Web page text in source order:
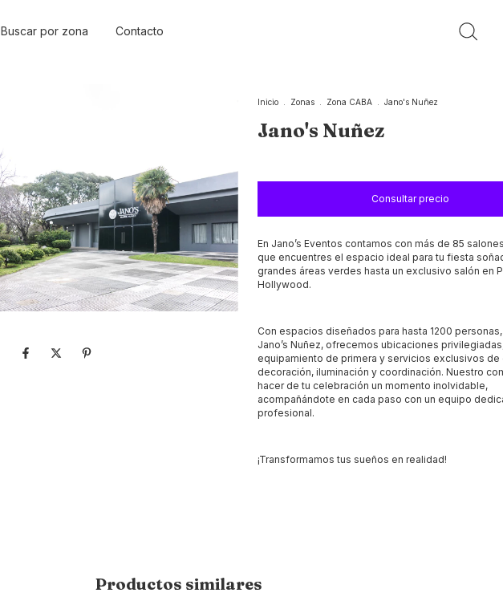
Buscar por zona Contacto
Inicio Zonas Zona CABA Jano's Nuñez
Jano's Nuñez
En Jano’s Eventos contamos con más de 85
que encuentres el espacio ideal para tu fiesta
grandes áreas verdes hasta un exclusivo salón en
Hollywood.
Con espacios diseñados para hasta 1200
Jano’s Nuñez, ofrecemos ubicaciones
equipamiento de primera y servicios exclusivos de
decoración, iluminación y coordinación. Nuestro
hacer de tu celebración un momento inolvidable,
acompañándote en cada paso con un equipo
profesional.
¡Transformamos tus sueños en realidad!
Productos similares